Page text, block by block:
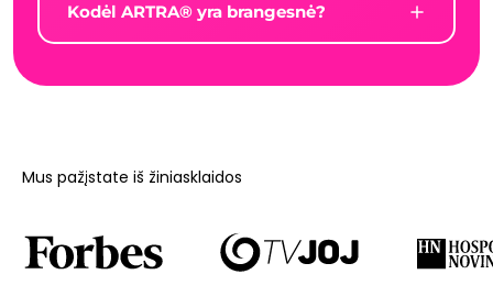
Kodėl ARTRA® yra brangesnė?
Mus pažįstate iš žiniasklaidos